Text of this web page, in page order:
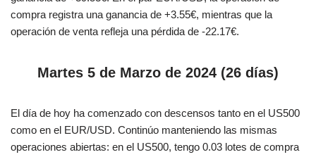
compra registra una ganancia de +3.55€, mientras que la
operación de venta refleja una pérdida de -22.17€.
Martes 5 de Marzo de 2024 (26 días)
El día de hoy ha comenzado con descensos tanto en el US500
como en el EUR/USD. Continúo manteniendo las mismas
operaciones abiertas: en el US500, tengo 0.03 lotes de compra